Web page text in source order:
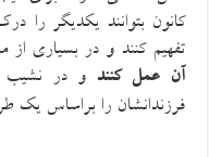
کانون بتوانند یکدیگر را
تفهیم کنند و در بسیاری از
آن عمل کنند و در نشیب
فرزندانشان را براساس یک